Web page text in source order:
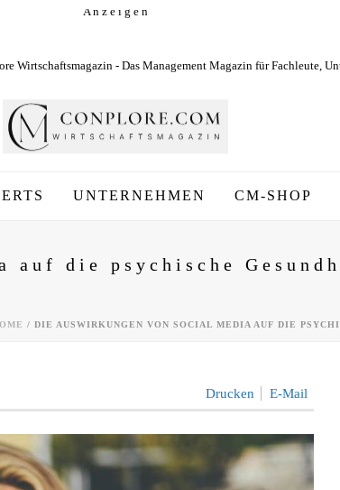
A n z e i g e n
Wirtschaftsmagazin - Das Management Magazin für Fachleute,
UNTERNEHMEN CM-SHOP
auf die psychische
/ DIE AUSWIRKUNGEN VON SOCIAL MEDIA AUF DIE
Drucken E-Mail